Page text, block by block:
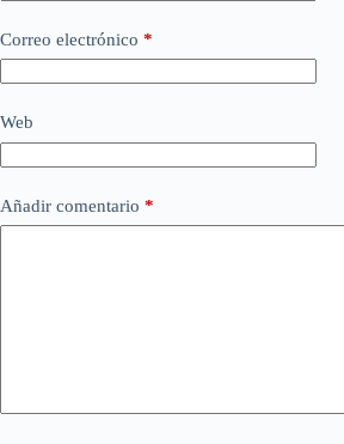
Correo electrónico *
Web
Añadir comentario *